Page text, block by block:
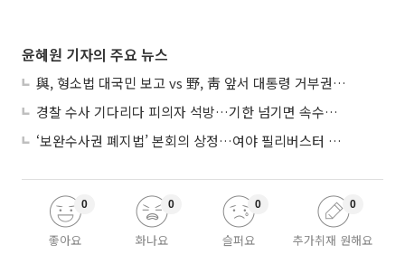
윤혜원 기자의 주요 뉴스
與, 형소법 대국민 보고 vs 野, 靑 앞서 대통령 거부권 촉구
경찰 수사 기다리다 피의자 석방…기한 넘기면 속수무책
‘보완수사권 폐지법’ 본회의 상정…여야 필리버스터 대치
좋아요
0
화나요
0
슬퍼요
0
추가취재 원해요
0